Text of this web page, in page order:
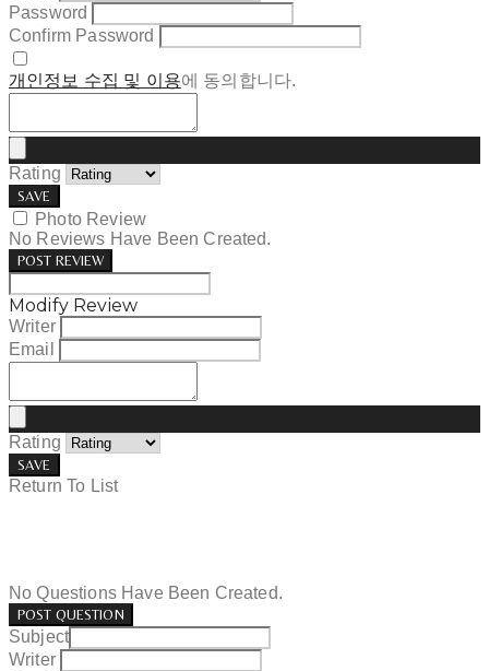
Password
Confirm Password
개인정보 수집 및 이용에 동의합니다.
Rating
SAVE
Photo Review
No Reviews Have Been Created.
POST REVIEW
Modify Review
Writer
Email
Rating
SAVE
Return To List
No Questions Have Been Created.
POST QUESTION
Subject
Writer